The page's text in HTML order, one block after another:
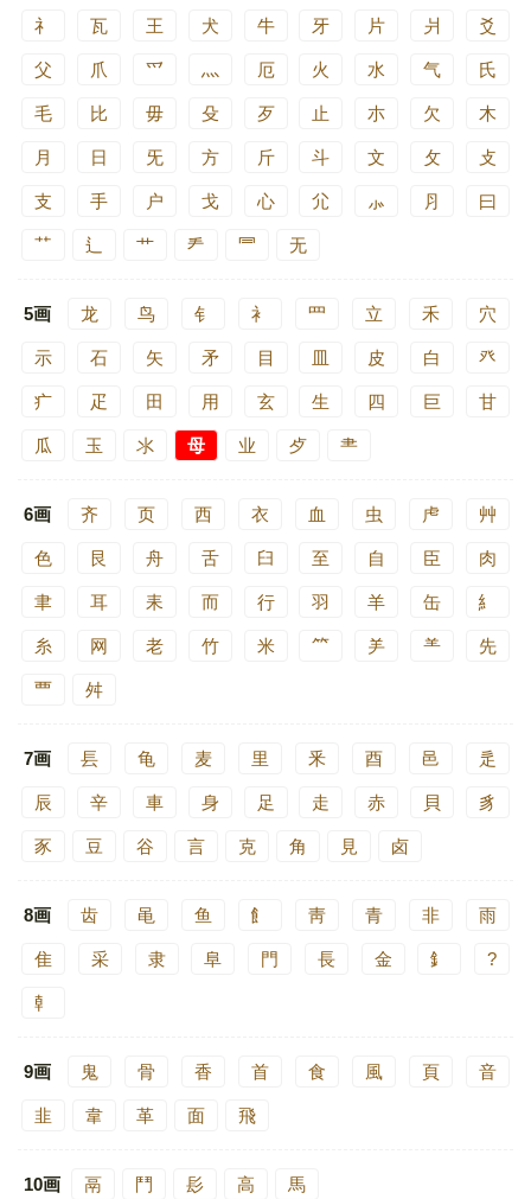
礻 瓦 王 犬 牛 牙 片 爿 爻
父 爪 爫 灬 厄 火 水 气 氏
毛 比 毋 殳 歹 止 朩 欠 木
月 日 旡 方 斤 斗 文 攵 攴
支 手 户 戈 心 尣 ⺗ ⺼ 曰
⺿ ⻍ 艹 龵 ⺜ 无
5画 龙 鸟 钅 衤 罒 立 禾 穴
示 石 矢 矛 目 皿 皮 白 癶
疒 疋 田 用 玄 生 四 巨 甘
瓜 玉 氺 母 业 歺 ⺻
6画 齐 页 西 衣 血 虫 虍 艸
色 艮 舟 舌 臼 至 自 臣 肉
聿 耳 耒 而 行 羽 羊 缶 糹
糸 网 老 竹 米 ⺮ ⺶ ⺷ 先
覀 舛
7画 镸 龟 麦 里 釆 酉 邑 辵
辰 辛 車 身 足 走 赤 貝 豸
豕 豆 谷 言 克 角 見 卤
8画 齿 黾 鱼 飠 靑 青 非 雨
隹 采 隶 阜 門 長 金 釒 ?
龺
9画 鬼 骨 香 首 食 風 頁 音
韭 韋 革 面 飛
10画 鬲 鬥 髟 高 馬